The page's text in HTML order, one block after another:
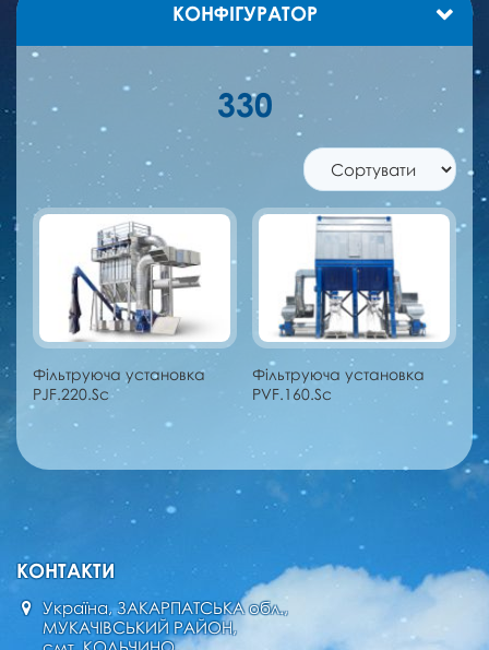
КОНФІГУРАТОР
330
Фільтруюча установка
PJF.220.Sc
Фільтруюча установка
PVF.160.Sc
КОНТАКТИ
Україна, ЗАКАРПАТСЬКА обл.,
МУКАЧІВСЬКИЙ РАЙОН,